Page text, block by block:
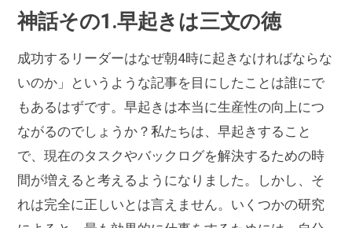
神話その1.早起きは三文の徳
成功するリーダーはなぜ朝4時に起きなければならな
いのか」というような記事を目にしたことは誰にで
もあるはずです。早起きは本当に生産性の向上につ
ながるのでしょうか？私たちは、早起きすること
で、現在のタスクやバックログを解決するための時
間が増えると考えるようになりました。しかし、そ
れは完全に正しいとは言えません。いくつかの研究